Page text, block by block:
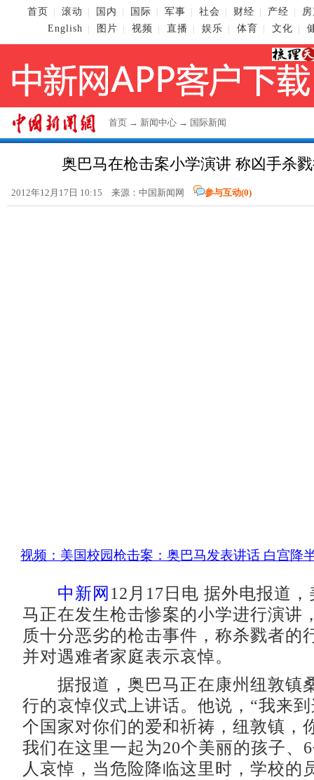
首页 滚动 国内 国际 军事 社会 财经 产经
English
图片 视频 直播 娱乐 体育 文化
首页 → 新闻中心 → 国际新闻
奥巴马在枪击案小学演讲 称凶手杀
2012年12月17日 10:15 来源： 中国新闻网 参与互动(0)
视频：美国校园枪击案：奥巴马发表讲话 白宫降
中新网 12月17日电 据外电报道
马正在发生枪击惨案的小学进行演讲
质十分恶劣的枪击事件，称杀戮者的
并对遇难者家庭表示哀悼。
据报道，奥巴马正在康州纽敦镇
行的哀悼仪式上讲话。他说，“我来
个国家对你们的爱和祈祷，纽敦镇，
我们在这里一起为20个美丽的孩子、
人哀悼，当危险降临这里时，学校的